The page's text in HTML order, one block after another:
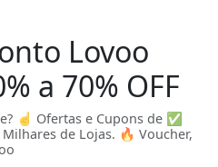
Lovoo
a 70% OFF
☝ Ofertas e Cupons de ✅
Milhares de Lojas. 🔥 Voucher,